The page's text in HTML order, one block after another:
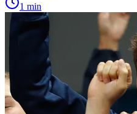
1 min